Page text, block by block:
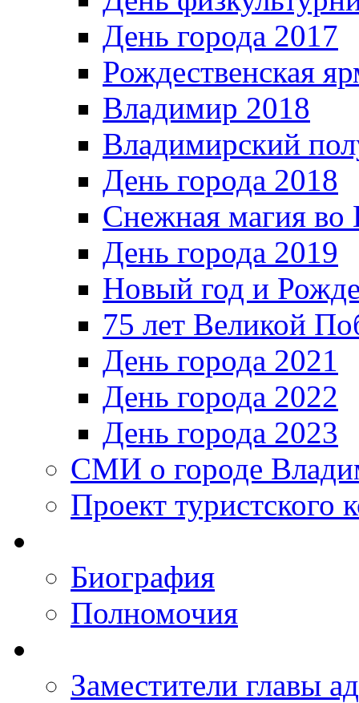
День города 2017
Рождественская
Владимир 2018
Владимирский
День города 2018
Снежная магия во
День города 2019
Новый год и
75 лет Великой
День города 2021
День города 2022
День города 2023
СМИ о городе
Проект туристского
Биография
Полномочия
Заместители главы